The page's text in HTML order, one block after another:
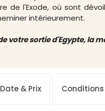
de l'Exode, où sont
intérieurement.
votre sortie d'Egypte, la
Date & Prix Conditions